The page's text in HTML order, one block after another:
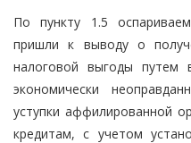
По пункту 1.5
пришли к выводу о
налоговой выгоды путем
экономически
уступки аффилированной
кредитам, с учетом